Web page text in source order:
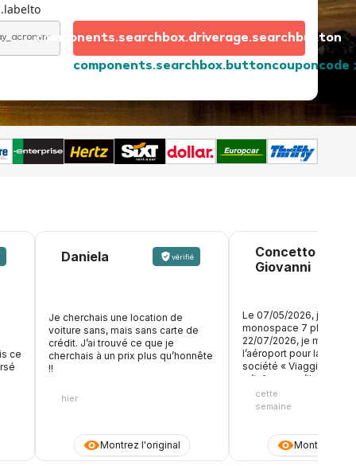
components.searchbox.buttoncouponcode
components.searchbox.driverage.searchbutton
ce
Montrez l'original
Daniela vérifié
Je cherchais une location de
voiture sans, mais sans carte de
crédit. J’ai trouvé ce que je
cherchais à un prix plus qu’honnête
!!
hier
Montrez
Concetto
Giovanni
Le 07/05/2026, j’ai
monospace 7 places.
22/07/2026, je me
l’aéroport pour la
société « Viaggiare
m’informe qu’ils n’ont
monospaces
qu’ils ne peuvent me
avec 7 valises ne
monter dans cette
cette
semaine